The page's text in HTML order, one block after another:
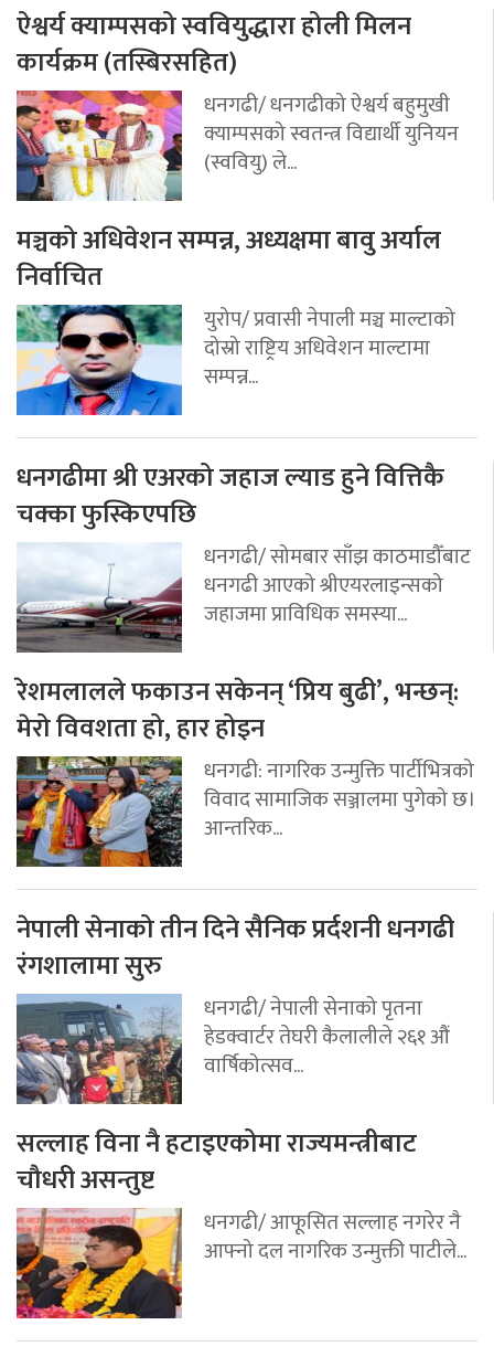
ऐश्वर्य क्याम्पसको स्ववियुद्धारा होली मिलन
कार्यक्रम (तस्बिरसहित)
धनगढी/ धनगढीको ऐश्वर्य बहुमुखी
क्याम्पसको स्वतन्त्र विद्यार्थी युनियन
(स्ववियु) ले...
मञ्चको अधिवेशन सम्पन्न, अध्यक्षमा बावु अर्याल
निर्वाचित
युरोप/ प्रवासी नेपाली मञ्च माल्टाको
दोस्रो राष्ट्रिय अधिवेशन माल्टामा
सम्पन्न...
धनगढीमा श्री एअरको जहाज ल्याड हुने वित्तिकै
चक्का फुस्किएपछि
धनगढी/ सोमबार साँझ काठमाडौँबाट
धनगढी आएको श्रीएयरलाइन्सको
जहाजमा प्राविधिक समस्या...
रेशमलालले फकाउन सकेनन् ‘प्रिय बुढी’, भन्छन्:
मेरो विवशता हो, हार होइन
धनगढी: नागरिक उन्मुक्ति पार्टीभित्रको
विवाद सामाजिक सञ्जालमा पुगेको छ।
आन्तरिक...
नेपाली सेनाको तीन दिने सैनिक प्रर्दशनी धनगढी
रंगशालामा सुरु
धनगढी/ नेपाली सेनाको पृतना
हेडक्वार्टर तेघरी कैलालीले २६१ औं
वार्षिकोत्सव...
सल्लाह विना नै हटाइएकोमा राज्यमन्त्रीबाट
चौधरी असन्तुष्ट
धनगढी/ आफूसित सल्लाह नगरेर नै
आफ्नो दल नागरिक उन्मुक्ती पाटीले...